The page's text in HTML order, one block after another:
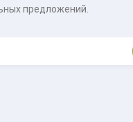
предложений.